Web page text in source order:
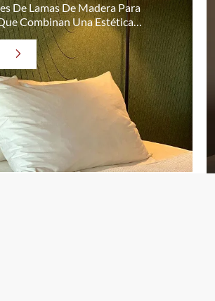
De Lamas De Madera Para
Combinan Una Estética
Acústicas. Ideales Para
Y Espacios Premium.